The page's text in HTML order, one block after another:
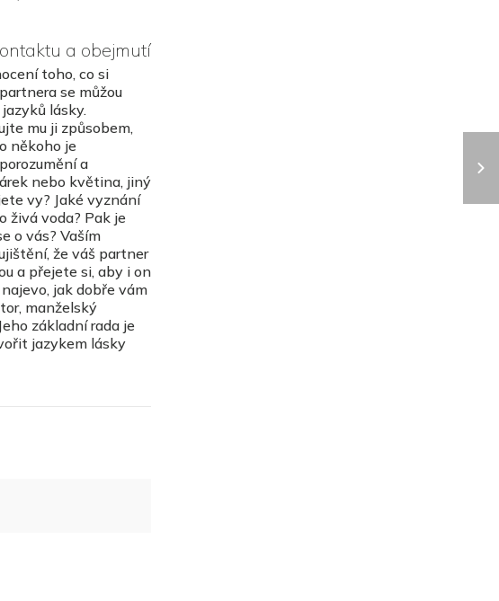
a obejmutí
toho, co si
se můžou
lásky.
mu ji způsobem,
někoho je
a
nebo květina, jiný
vy? Jaké vyznání
živá voda? Pak je
o vás? Vaším
že váš partner
a přejete si, aby i on
jak dobře vám
manželský
základní rada je
jazykem lásky